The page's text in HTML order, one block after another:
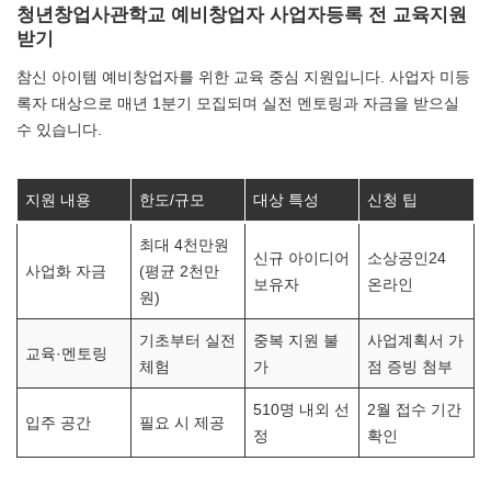
청년창업사관학교 예비창업자 사업자등록 전 교육지원
받기
참신 아이템 예비창업자를 위한 교육 중심 지원입니다. 사업자 미등
록자 대상으로 매년 1분기 모집되며 실전 멘토링과 자금을 받으실
수 있습니다.
지원 내용 한도/규모 대상 특성 신청 팁
사업화 자금
최대 4천만원
(평균 2천만
원)
신규 아이디어
보유자
소상공인24
온라인
교육·멘토링
기초부터 실전
체험
중복 지원 불
가
사업계획서 가
점 증빙 첨부
입주 공간 필요 시 제공
510명 내외 선
정
2월 접수 기간
확인